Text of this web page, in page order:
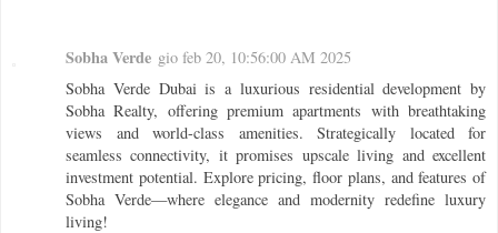
Sobha Verde gio feb 20, 10:56:00 AM 2025
Sobha Verde Dubai is a luxurious residential development by
Sobha Realty, offering premium apartments with breathtaking
views and world-class amenities. Strategically located for
seamless connectivity, it promises upscale living and excellent
investment potential. Explore pricing, floor plans, and features of
Sobha Verde—where elegance and modernity redefine luxury
living!